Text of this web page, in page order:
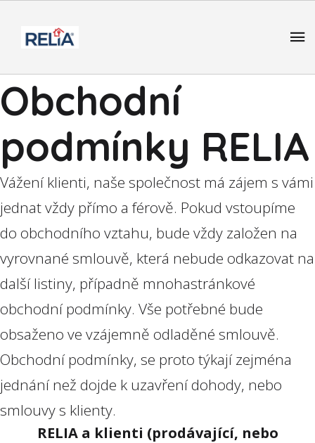
Obchodní
podmínky RELIA
Vážení klienti, naše společnost má zájem s vámi
jednat vždy přímo a férově. Pokud vstoupíme
do obchodního vztahu, bude vždy založen na
vyrovnané smlouvě, která nebude odkazovat na
další listiny, případně mnohastránkové
obchodní podmínky. Vše potřebné bude
obsaženo ve vzájemně odladěné smlouvě.
Obchodní podmínky, se proto týkají zejména
jednání než dojde k uzavření dohody, nebo
smlouvy s klienty.
RELIA a klienti (prodávající, nebo